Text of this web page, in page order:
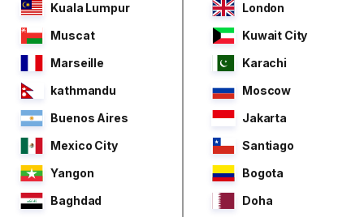
Kuala Lumpur
London
Muscat
Kuwait City
Marseille
Karachi
kathmandu
Moscow
Buenos Aires
Jakarta
Mexico City
Santiago
Yangon
Bogota
Baghdad
Doha